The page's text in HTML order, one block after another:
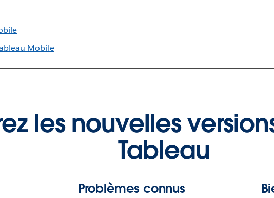
Mobile
les nouvelles
Tableau
Problèmes connus